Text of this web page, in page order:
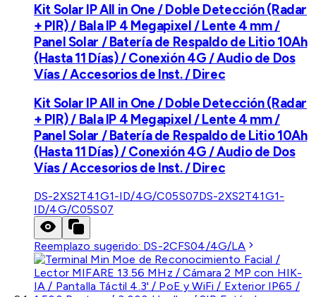
Kit Solar IP All in One / Doble Detección (Radar
+ PIR) / Bala IP 4 Megapixel / Lente 4 mm /
Panel Solar / Batería de Respaldo de Litio 10Ah
(Hasta 11 Días) / Conexión 4G / Audio de Dos
Vías / Accesorios de Inst. / Direc
Kit Solar IP All in One / Doble Detección (Radar
+ PIR) / Bala IP 4 Megapixel / Lente 4 mm /
Panel Solar / Batería de Respaldo de Litio 10Ah
(Hasta 11 Días) / Conexión 4G / Audio de Dos
Vías / Accesorios de Inst. / Direc
DS-2XS2T41G1-ID/4G/C05S07DS-2XS2T41G1-
ID/4G/C05S07
Reemplazo sugerido: DS-2CFS04/4G/LA